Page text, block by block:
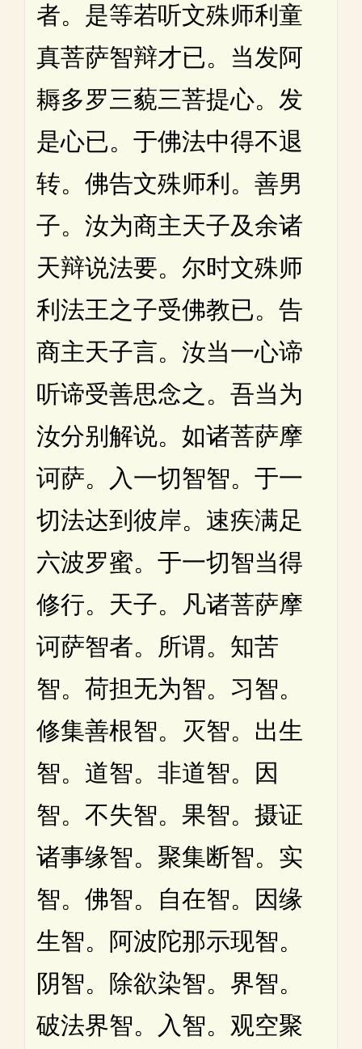
者。是等若听文殊师利童
真菩萨智辩才已。当发阿
耨多罗三藐三菩提心。发
是心已。于佛法中得不退
转。佛告文殊师利。善男
子。汝为商主天子及余诸
天辩说法要。尔时文殊师
利法王之子受佛教已。告
商主天子言。汝当一心谛
听谛受善思念之。吾当为
汝分别解说。如诸菩萨摩
诃萨。入一切智智。于一
切法达到彼岸。速疾满足
六波罗蜜。于一切智当得
修行。天子。凡诸菩萨摩
诃萨智者。所谓。知苦
智。荷担无为智。习智。
修集善根智。灭智。出生
智。道智。非道智。因
智。不失智。果智。摄证
诸事缘智。聚集断智。实
智。佛智。自在智。因缘
生智。阿波陀那示现智。
阴智。除欲染智。界智。
破法界智。入智。观空聚